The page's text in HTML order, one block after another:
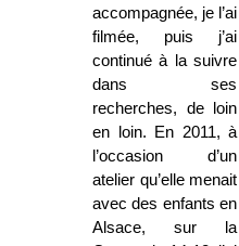
accompagnée, je l’ai
filmée, puis j’ai
continué à la suivre
dans ses
recherches, de loin
en loin. En 2011, à
l’occasion d’un
atelier qu’elle menait
avec des enfants en
Alsace, sur la